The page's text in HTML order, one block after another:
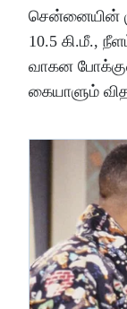
சென்னையின்
10.5 கி.மீ.,
வாகன
கையாளும்